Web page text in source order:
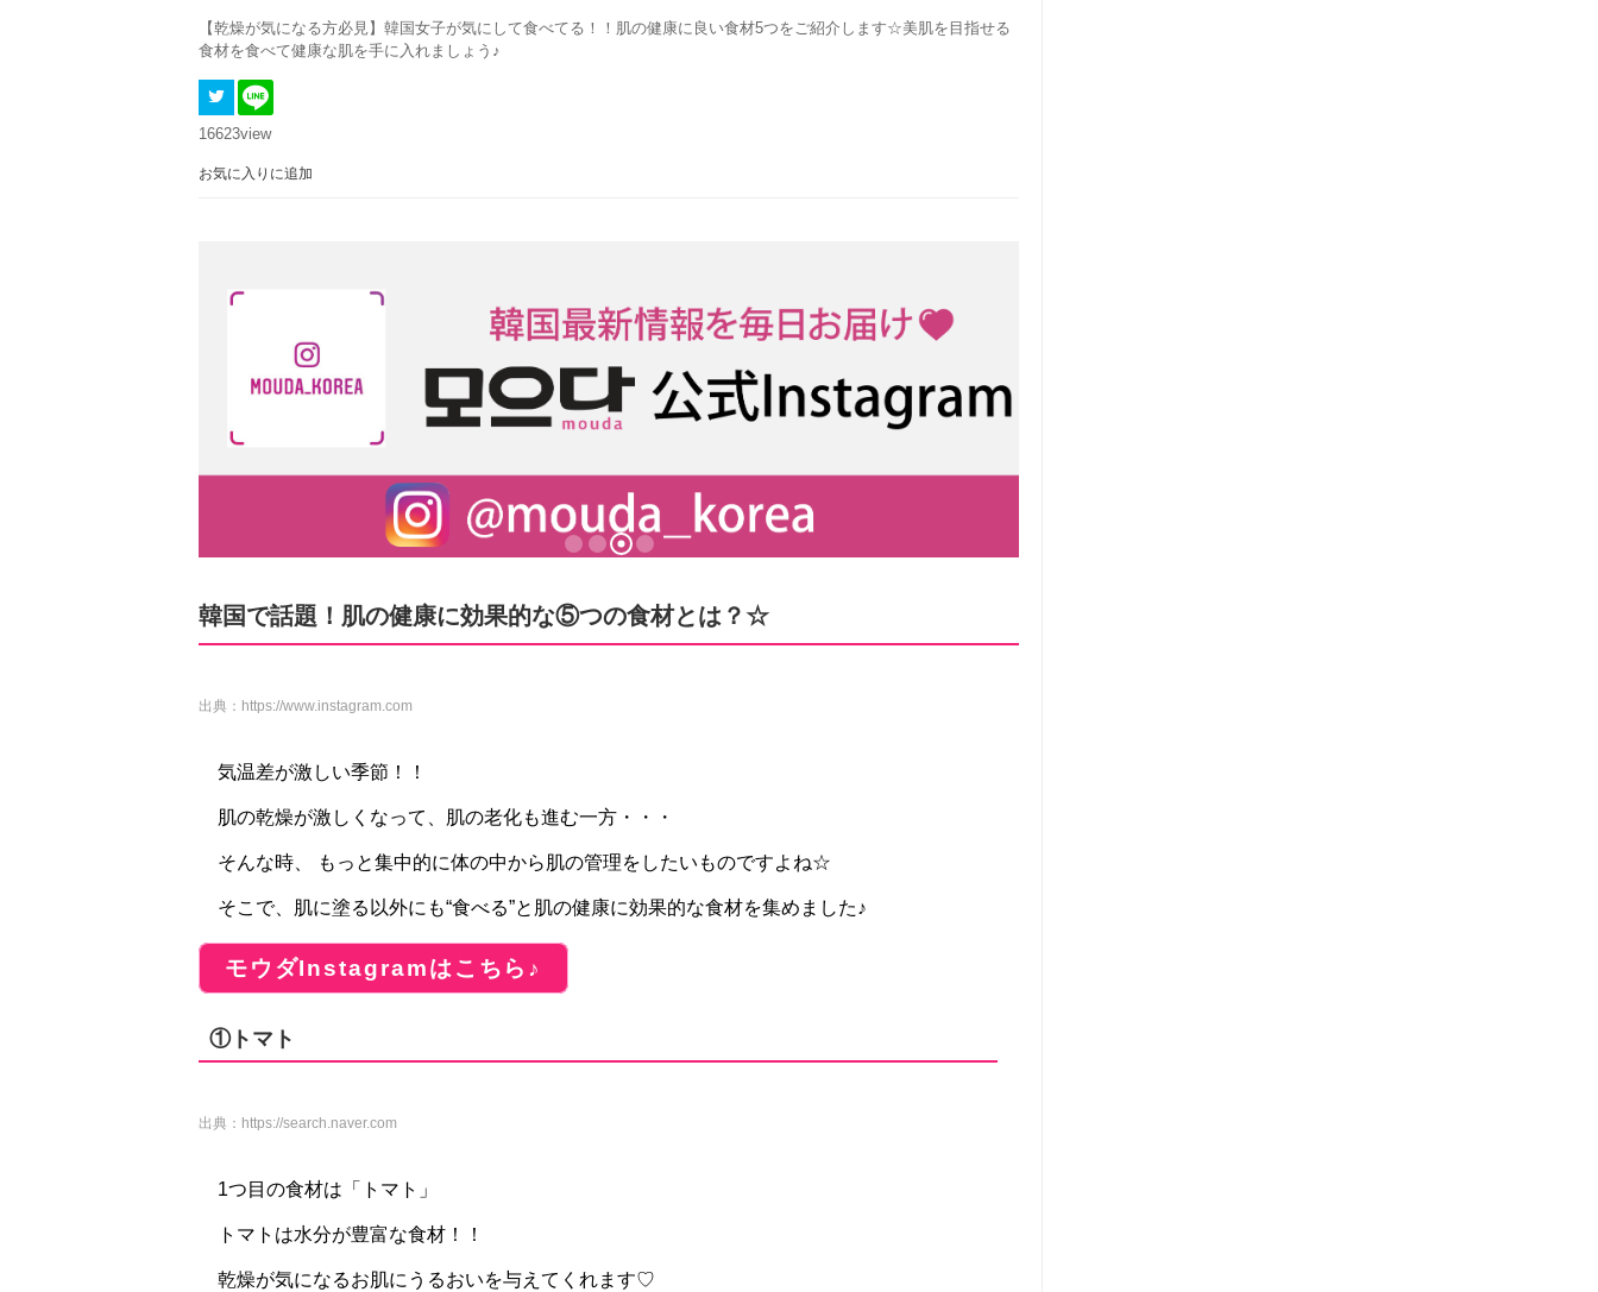
【乾燥が気になる方必見】韓国女子が気にして食べてる！！肌の健康に良い食材5つをご紹介します☆美肌を目指せる
食材を食べて健康な肌を手に入れましょう♪
16623view
お気に入りに追加
韓国で話題！肌の健康に効果的な⑤つの食材とは？☆
出典： https://www.instagram.com
気温差が激しい季節！！
肌の乾燥が激しくなって、肌の老化も進む一方・・・
そんな時、 もっと集中的に体の中から肌の管理をしたいものですよね☆
そこで、肌に塗る以外にも“食べる”と肌の健康に効果的な食材を集めました♪
モウダInstagramはこちら♪
①トマト
出典： https://search.naver.com
1つ目の食材は「トマト」
トマトは水分が豊富な食材！！
乾燥が気になるお肌にうるおいを与えてくれます♡